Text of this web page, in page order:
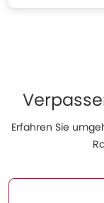
Erfahren Sie